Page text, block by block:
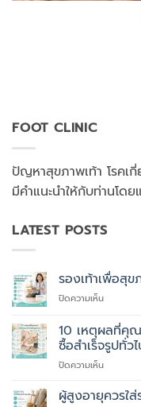
FOOT CLINIC
ปัญหาสุขภาพเท้า โรคเกี่
มีคำแนะนำให้กับท่านโด
LATEST POSTS
รองเท้าเพื่อสุ
ปิดความเห็นบน
เพื่อ
สุขภาพ
ที่
แพทย์
10 เหตุผลที่คุ
ซื้อสำเร็จรูปทั่ว
ปิดความเห็นบน
เหตุผล
ผู้สูงอายุควรใส่